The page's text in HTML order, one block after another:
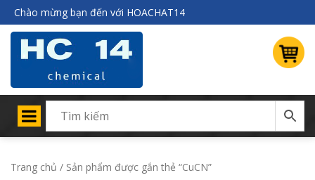
Chào mừng bạn đến với HOACHAT14
Trang chủ / Sản phẩm được gắn thẻ “CuCN”